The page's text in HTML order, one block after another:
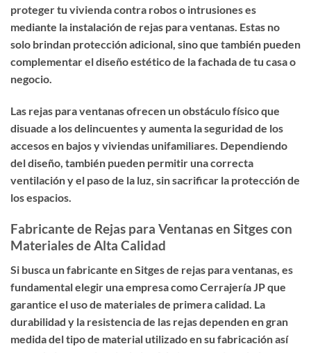
proteger tu vivienda contra robos o intrusiones es
mediante la instalación de rejas para ventanas. Estas no
solo brindan protección adicional, sino que también pueden
complementar el diseño estético de la fachada de tu casa o
negocio.
Las rejas para ventanas ofrecen un obstáculo físico que
disuade a los delincuentes y aumenta la seguridad de los
accesos en bajos y viviendas unifamiliares. Dependiendo
del diseño, también pueden permitir una correcta
ventilación y el paso de la luz, sin sacrificar la protección de
los espacios.
Fabricante de Rejas para Ventanas en Sitges con
Materiales de Alta Calidad
Si busca unfabricante en Sitges de rejas para ventanas , es
fundamental elegir una empresa como Cerrajería JP que
garantice el uso de materiales de primera calidad. La
durabilidad y la resistencia de las rejas dependen en gran
medida del tipo de material utilizado en su fabricación así